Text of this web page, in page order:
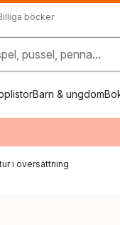
böcker
pussel, penna...
Barn & ungdom
i översättning